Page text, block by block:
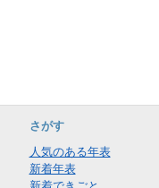
さがす
人気のある年表
新着年表